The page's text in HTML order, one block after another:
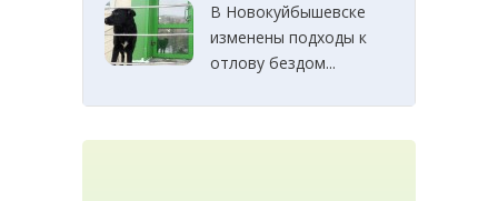
В Новокуйбышевске
изменены подходы к
отлову бездом...